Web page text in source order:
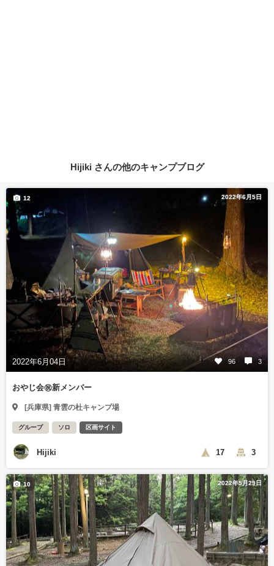
Hijiki さんの他のキャンプブログ
2022年6月5日
2022年6月04日 96 3
12
おやじ会㊗️新メンバー
[兵庫県] 青雲の杜キャンプ場
グループ ソロ 区画サイト
Hijiki 17 3
2022年5月29日
10